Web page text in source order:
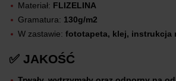
Materiał: FLIZELINA
Gramatura: 130g/m2
W zastawie: fototapeta, klej, instrukcja
✅ JAKOŚĆ